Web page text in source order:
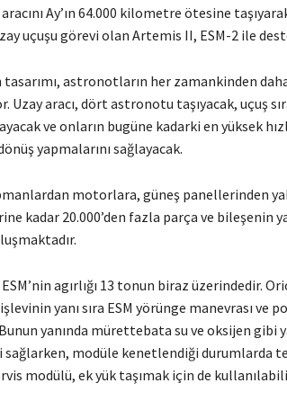
Ay’ın 64.000 kilometre ötesine
uçuşu görevi olan Artemis II, ESM-2 ile
tasarımı, astronotların her zamankinden
Uzay aracı, dört astronotu taşıyacak, uçuş
ve onların bugüne kadarki en yüksek
yapmalarını sağlayacak.
motorlara, güneş panellerinden
kadar 20.000’den fazla parça ve bileşenin
ESM’nin agırlığı 13 tonun biraz üzerindedir.
yanı sıra ESM yörünge manevrası ve
yanında mürettebata su ve oksijen gibi
modüle kenetlendiği durumlarda
modülü, ek yük taşımak için de